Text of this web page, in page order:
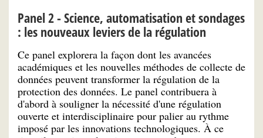
Panel 2 - Science, automatisation et sondages
: les nouveaux leviers de la régulation
Ce panel explorera la façon dont les avancées
académiques et les nouvelles méthodes de collecte de
données peuvent transformer la régulation de la
protection des données. Le panel contribuera à
d'abord à souligner la nécessité d'une régulation
ouverte et interdisciplinaire pour palier au rythme
imposé par les innovations technologiques. À ce